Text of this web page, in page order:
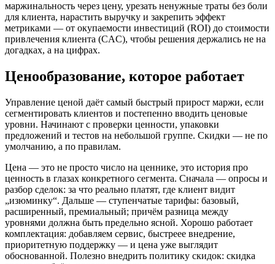
маржинальность через цену, урезать ненужные траты без боли
для клиента, нарастить выручку и закрепить эффект
метриками — от окупаемости инвестиций (ROI) до стоимости
привлечения клиента (CAC), чтобы решения держались не на
догадках, а на цифрах.
Ценообразование, которое работает
Управление ценой даёт самый быстрый прирост маржи, если
сегментировать клиентов и постепенно вводить ценовые
уровни. Начинают с проверки ценности, упаковки
предложений и тестов на небольшой группе. Скидки — не по
умолчанию, а по правилам.
Цена — это не просто число на ценнике, это история про
ценность в глазах конкретного сегмента. Сначала — опросы и
разбор сделок: за что реально платят, где клиент видит
„изюминку“. Дальше — ступенчатые тарифы: базовый,
расширенный, премиальный; причём разница между
уровнями должна быть предельно ясной. Хорошо работает
комплектация: добавляем сервис, быстреее внедрение,
приоритетную поддержку — и цена уже выглядит
обоснованной. Полезно внедрить политику скидок: скидка